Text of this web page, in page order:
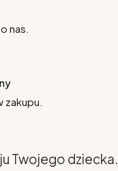
nas.
Twojego dziecka.